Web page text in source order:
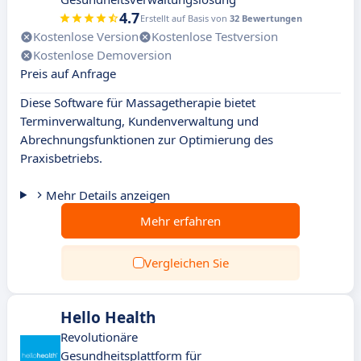
4.7Erstellt auf Basis von 32 Bewertungen
Kostenlose Version
Kostenlose Testversion
Kostenlose Demoversion
Preis auf Anfrage
Diese Software für Massagetherapie bietet
Terminverwaltung, Kundenverwaltung und
Abrechnungsfunktionen zur Optimierung des
Praxisbetriebs.
Mehr Details anzeigen
Mehr erfahren
Vergleichen Sie
Hello Health
Revolutionäre
Gesundheitsplattform für